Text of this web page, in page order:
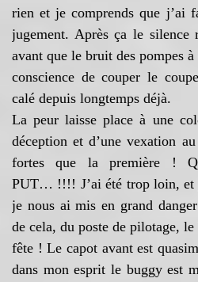
rien et je comprends que j’ai
jugement. Après ça le silence
avant que le bruit des pompes à
conscience de couper le
calé depuis longtemps déjà.
La peur laisse place à une
déception et d’une vexation
fortes que la première !
PUT… !!!! J’ai été trop loin, et
je nous ai mis en grand
de cela, du poste de pilotage,
fête ! Le capot avant est
dans mon esprit le buggy est